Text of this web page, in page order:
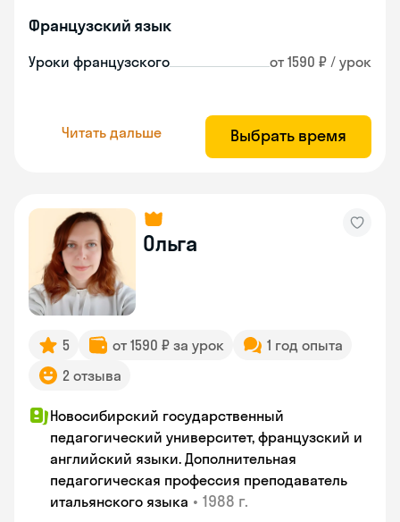
Французский язык
Уроки французского от 1590 ₽ / урок
Читать дальше Выбрать время
Ольга
5 от 1590 ₽ за урок
1 год опыта
2 отзыва
Новосибирский государственный
педагогический университет, французский и
английский языки. Дополнительная
педагогическая профессия преподаватель
итальянского языка • 1988 г.